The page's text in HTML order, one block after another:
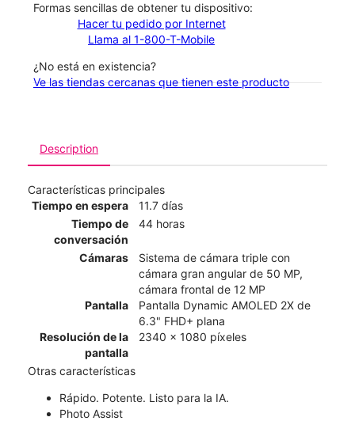
​​​​​​​Formas sencillas de obtener tu dispositivo:
Hacer tu pedido por Internet
Llama al 1-800-T-Mobile
¿No está en existencia?
Ve las tiendas cercanas que tienen este producto
Description
Características principales
Tiempo en espera
11.7 días
Tiempo de
conversación
44 horas
Cámaras
Sistema de cámara triple con
cámara gran angular de 50 MP,
cámara frontal de 12 MP
Pantalla
Pantalla Dynamic AMOLED 2X de
6.3" FHD+ plana
Resolución de la
pantalla
2340 x 1080 píxeles
Otras características
Rápido. Potente. Listo para la IA.
Photo Assist